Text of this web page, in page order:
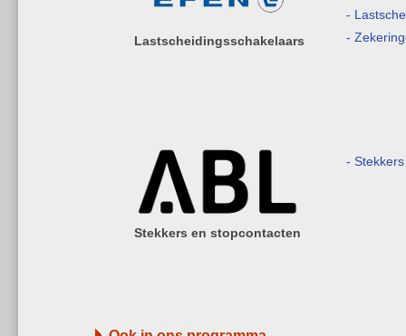
Lastscheidingsschakelaars
-
-
Stekkers en stopcontacten
-